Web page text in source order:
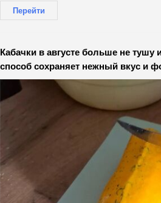
Перейти
Кабачки в августе больше не тушу
способ сохраняет нежный вкус и